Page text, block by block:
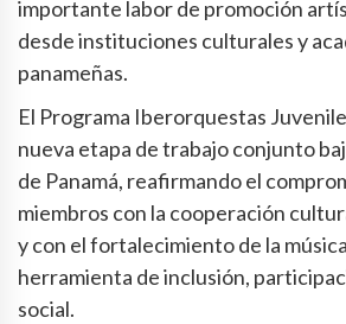
importante labor de promoción
desde instituciones culturales y
panameñas.
El Programa Iberorquestas
nueva etapa de trabajo conjunto
de Panamá, reafirmando el
miembros con la cooperación
y con el fortalecimiento de la
herramienta de inclusión,
social.